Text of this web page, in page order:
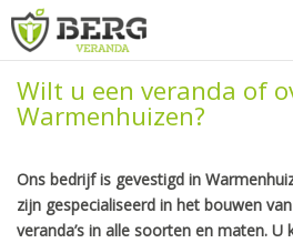
Berg Veranda, uw veranda
Home Zoeken
Wilt u een veranda of
Warmenhuizen?
Ons bedrijf is gevestigd in
zijn gespecialiseerd in het bouwen
veranda’s in alle soorten en maten.